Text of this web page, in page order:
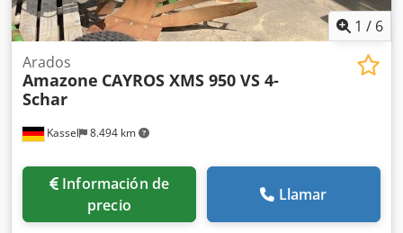
1 / 6
Kassel 8.494 km
Arados
Amazone CAYROS XMS 950 VS 4-
Schar
Información de
precio
Llamar